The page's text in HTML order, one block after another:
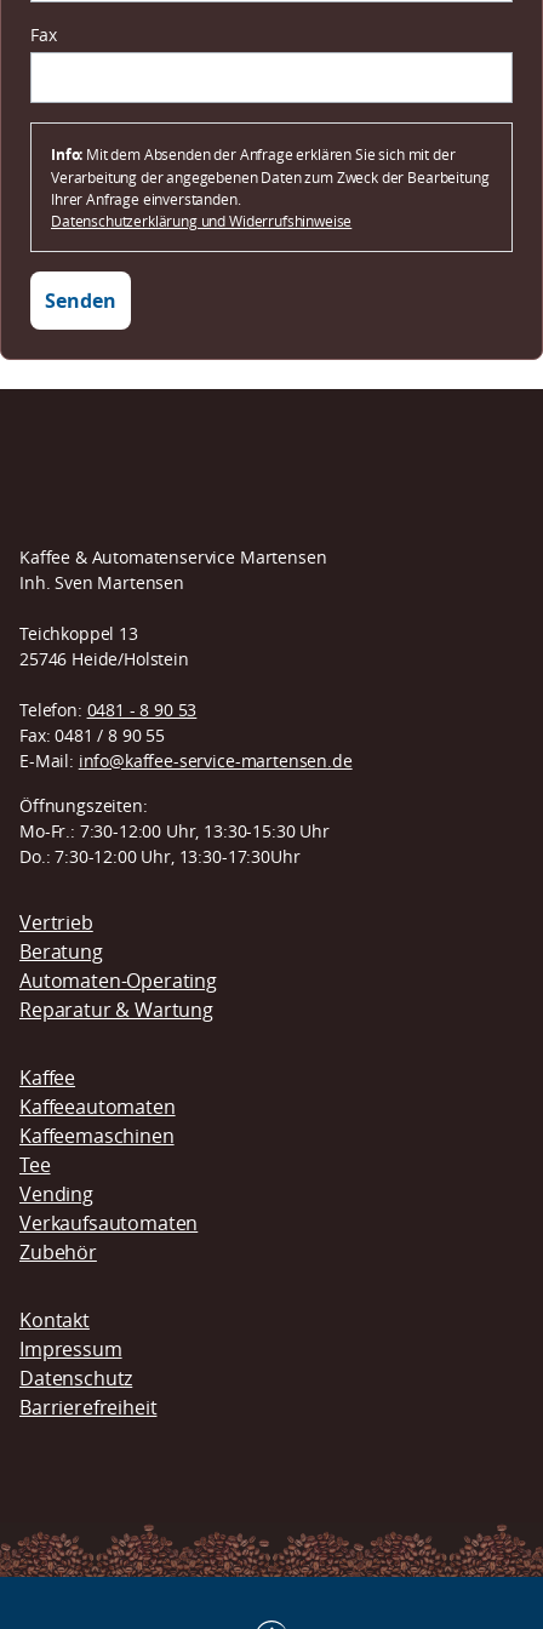
Fax
Info: Mit dem Absenden der Anfrage erklären Sie sich mit der
Verarbeitung der angegebenen Daten zum Zweck der Bearbeitung
Ihrer Anfrage einverstanden.
Datenschutzerklärung und Widerrufshinweise
Senden
Kaffee & Automatenservice Martensen
Inh. Sven Martensen
Teichkoppel 13
25746 Heide/Holstein
Telefon: 0481 - 8 90 53
Fax: 0481 / 8 90 55
E-Mail: info@kaffee-service-martensen.de
Öffnungszeiten:
Mo-Fr.: 7:30-12:00 Uhr, 13:30-15:30 Uhr
Do.: 7:30-12:00 Uhr, 13:30-17:30Uhr
Navigation
überspringen
Vertrieb
Beratung
Automaten-Operating
Reparatur & Wartung
Kaffee
Kaffeeautomaten
Kaffeemaschinen
Tee
Vending
Verkaufsautomaten
Zubehör
Navigation
überspringen
Kontakt
Impressum
Datenschutz
Barrierefreiheit